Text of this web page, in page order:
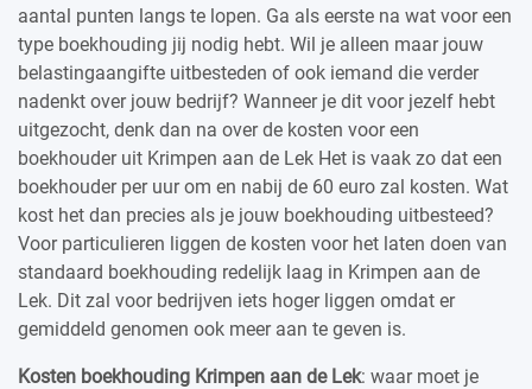
aantal punten langs te lopen. Ga als eerste na wat voor een
type boekhouding jij nodig hebt. Wil je alleen maar jouw
belastingaangifte uitbesteden of ook iemand die verder
nadenkt over jouw bedrijf? Wanneer je dit voor jezelf hebt
uitgezocht, denk dan na over de kosten voor een
boekhouder uit Krimpen aan de Lek Het is vaak zo dat een
boekhouder per uur om en nabij de 60 euro zal kosten. Wat
kost het dan precies als je jouw boekhouding uitbesteed?
Voor particulieren liggen de kosten voor het laten doen van
standaard boekhouding redelijk laag in Krimpen aan de
Lek. Dit zal voor bedrijven iets hoger liggen omdat er
gemiddeld genomen ook meer aan te geven is.
Kosten boekhouding Krimpen aan de Lek: waar moet je